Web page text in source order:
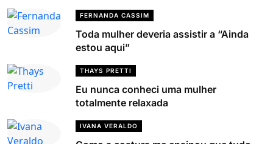
FERNANDA CASSIM
Toda mulher deveria assistir a “Ainda
estou aqui”
THAYS PRETTI
Eu nunca conheci uma mulher
totalmente relaxada
IVANA VERALDO